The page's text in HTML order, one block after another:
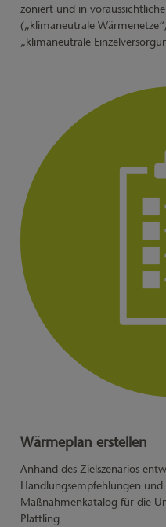
zoniert und in
(„klimaneutrale
„klimaneutrale
Wärmeplan erstellen
Anhand des Zielszenarios
Handlungsempfehlungen
Maßnahmenkatalog für die
Plattling.